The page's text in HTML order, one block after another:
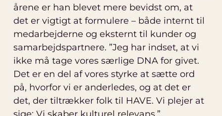
årene er han blevet mere bevidst om, at
det er vigtigt at formulere – både internt til
medarbejderne og eksternt til kunder og
samarbejdspartnere. ”Jeg har indset, at vi
ikke må tage vores særlige DNA for givet.
Det er en del af vores styrke at sætte ord
på, hvorfor vi er anderledes, og at det er
det, der tiltrækker folk til HAVE. Vi plejer at
sige: Vi skaber kulturel relevans.”